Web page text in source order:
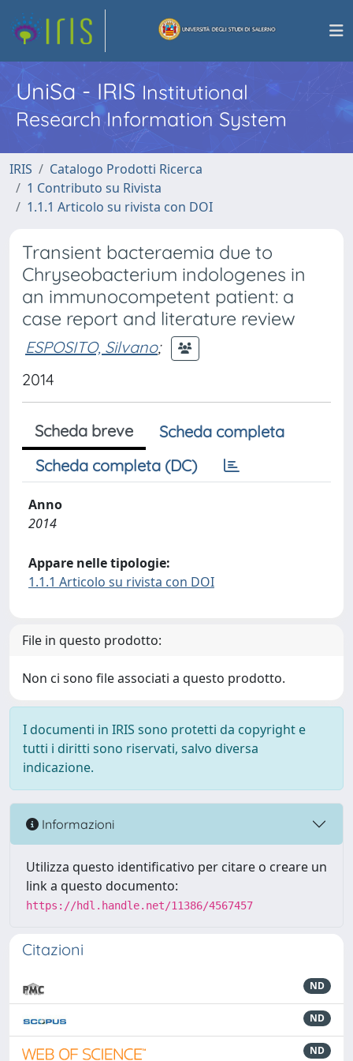
UniSa - IRISInstitutional
Research Information System
IRIS
Catalogo Prodotti Ricerca
1 Contributo su Rivista
1.1.1 Articolo su rivista con DOI
Transient bacteraemia due to
Chryseobacterium indologenes in
an immunocompetent patient: a
case report and literature review
ESPOSITO, Silvano;
2014
Scheda breve
Scheda completa
Scheda completa (DC)
Anno
2014
Appare nelle tipologie:
1.1.1 Articolo su rivista con DOI
File in questo prodotto:
Non ci sono file associati a questo prodotto.
I documenti in IRIS sono protetti da copyright e
tutti i diritti sono riservati, salvo diversa
indicazione.
Informazioni
Utilizza questo identificativo per citare o creare un
link a questo documento:
https://hdl.handle.net/11386/4567457
Citazioni
ND
ND
ND